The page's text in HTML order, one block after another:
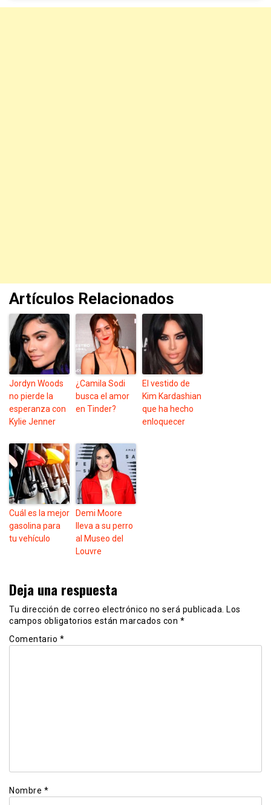
Artículos Relacionados
Jordyn Woods
no pierde la
esperanza con
Kylie Jenner
¿Camila Sodi
busca el amor
en Tinder?
El vestido de
Kim Kardashian
que ha hecho
enloquecer
Cuál es la mejor
gasolina para
tu vehículo
Demi Moore
lleva a su perro
al Museo del
Louvre
Deja una respuesta
Tu dirección de correo electrónico no será publicada.
Los
campos obligatorios están marcados con *
Comentario *
Nombre *